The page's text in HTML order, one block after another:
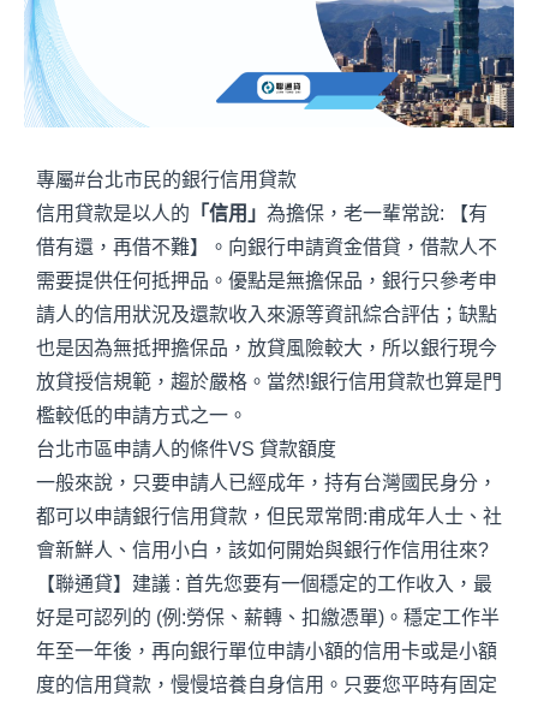
專屬#台北市民的銀行信用貸款
信用貸款是以人的 「信用」 為擔保，老一輩常說: 【有
借有還，再借不難】。向銀行申請資金借貸，借款人不
需要提供任何抵押品。優點是無擔保品，銀行只參考申
請人的信用狀況及還款收入來源等資訊綜合評估；缺點
也是因為無抵押擔保品，放貸風險較大，所以銀行現今
放貸授信規範，趨於嚴格。當然!銀行信用貸款也算是門
檻較低的申請方式之一。
台北市區申請人的條件VS 貸款額度
一般來說，只要申請人已經成年，持有台灣國民身分，
都可以申請銀行信用貸款，但民眾常問:甫成年人士、社
會新鮮人、信用小白，該如何開始與銀行作信用往來?
【聯通貸】建議 : 首先您要有一個穩定的工作收入，最
好是可認列的 (例:勞保、薪轉、扣繳憑單)。穩定工作半
年至一年後，再向銀行單位申請小額的信用卡或是小額
度的信用貸款，慢慢培養自身信用。只要您平時有固定